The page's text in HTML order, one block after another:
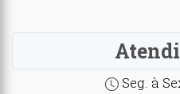
Seg. à